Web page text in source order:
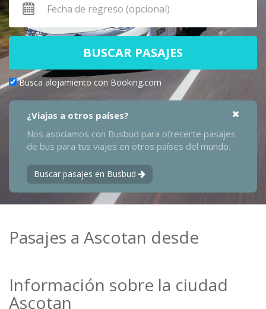
BUSCAR PASAJES
Busca alojamiento con Booking.com
¿Viajas a otros países?
Nos asociamos con Busbud para ofrecerte pasajes
de bus para tus viajes en otros países del mundo.
Buscar pasajes en Busbud
Pasajes a Ascotan desde
Información sobre la ciudad
Ascotan